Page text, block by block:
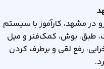
در مشهد، کارآموز با سیستم
طبق، بوش، کمک‌فنر و میل
رفع لقی و برطرف کردن
.